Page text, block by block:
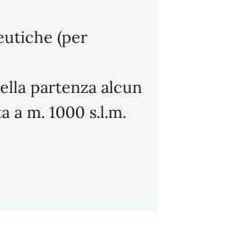
(per
partenza alcun
m. 1000 s.l.m.